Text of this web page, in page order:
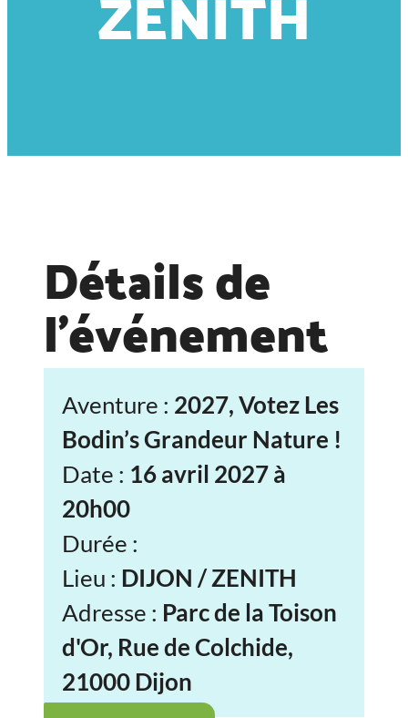
Détails de
l'événement
Aventure : 2027, Votez Les
Bodin’s Grandeur Nature !
Date : 16 avril 2027 à
20h00
Durée :
Lieu : DIJON / ZENITH
Adresse : Parc de la Toison
d'Or, Rue de Colchide,
21000 Dijon